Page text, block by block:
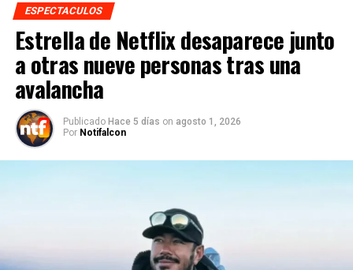
ESPECTACULOS
Estrella de Netflix desaparece junto
a otras nueve personas tras una
avalancha
Publicado Hace 5 días on agosto 1, 2026
Por Notifalcon